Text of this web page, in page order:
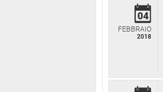
04
FEBBRAIO
2018